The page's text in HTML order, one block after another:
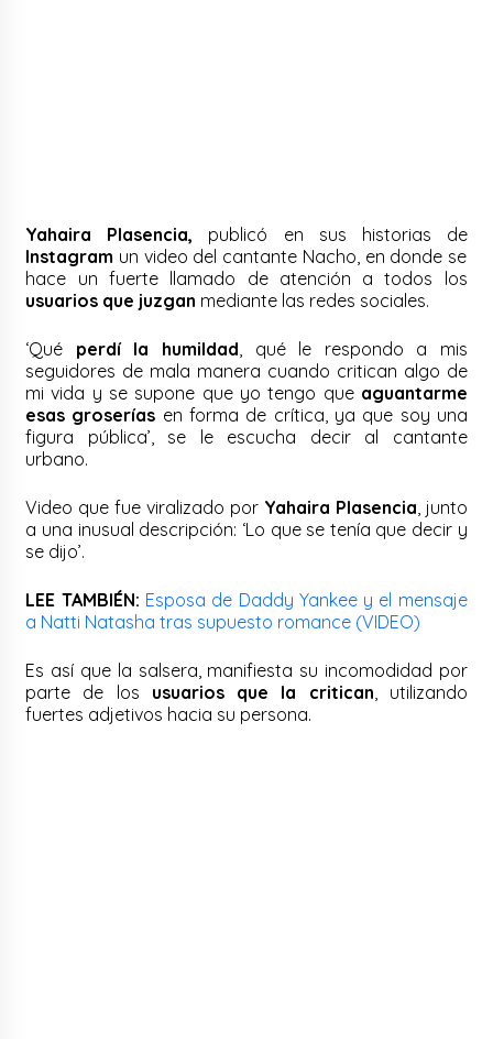
Yahaira Plasencia, publicó en sus historias de
Instagram un video del cantante Nacho, en donde se
hace un fuerte llamado de atención a todos los
usuarios que juzgan mediante las redes sociales.
‘Qué perdí la humildad , qué le respondo a mis
seguidores de mala manera cuando critican algo de
mi vida y se supone que yo tengo que aguantarme
esas groserías en forma de crítica, ya que soy una
figura pública’, se le escucha decir al cantante
urbano.
Video que fue viralizado por Yahaira Plasencia , junto
a una inusual descripción: ‘Lo que se tenía que decir y
se dijo’.
LEE TAMBIÉN: Esposa de Daddy Yankee y el mensaje
a Natti Natasha tras supuesto romance (VIDEO)
Es así que la salsera, manifiesta su incomodidad por
parte de los usuarios que la critican , utilizando
fuertes adjetivos hacia su persona.